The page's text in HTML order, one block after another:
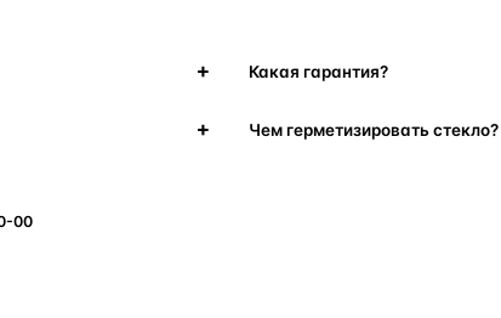
Какая гарантия?
Чем герметизировать стекло?
00